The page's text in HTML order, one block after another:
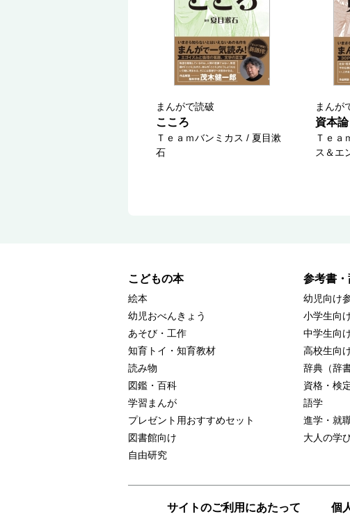
まんがで読破
こころ
Ｔｅａｍバンミカス / 夏目漱
石
まんが
資本論
Ｔｅａ
ス＆エ
こどもの本
絵本
幼児おべんきょう
あそび・工作
知育トイ・知育教材
読み物
図鑑・百科
学習まんが
プレゼント用おすすめセット
図書館向け
自由研究
参考書
幼児向け
小学生向
中学生向
高校生向
辞典（辞
資格・検
語学
進学・就
大人の学
サイトのご利用にあたって 個